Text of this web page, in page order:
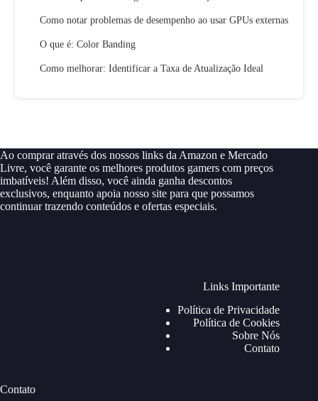
Como notar problemas de desempenho ao usar GPUs externas
O que é: Color Banding
Como melhorar: Identificar a Taxa de Atualização Ideal
Ao comprar através dos nossos links da Amazon e Mercado
Livre, você garante os melhores produtos gamers com preços
imbatíveis! Além disso, você ainda ganha descontos
exclusivos, enquanto apoia nosso site para que possamos
continuar trazendo conteúdos e ofertas especiais.
Links Importante
Política de Privacidade
Política de Cookies
Sobre Nós
Contato
Contato